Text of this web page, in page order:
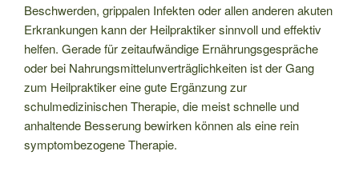
Beschwerden, grippalen Infekten oder allen anderen akuten
Erkrankungen kann der Heilpraktiker sinnvoll und effektiv
helfen. Gerade für zeitaufwändige Ernährungsgespräche
oder bei Nahrungsmittelunverträglichkeiten ist der Gang
zum Heilpraktiker eine gute Ergänzung zur
schulmedizinischen Therapie, die meist schnelle und
anhaltende Besserung bewirken können als eine rein
symptombezogene Therapie.